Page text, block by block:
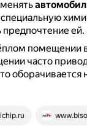
предпочтение ей.
помещении
часто
ichip.ru